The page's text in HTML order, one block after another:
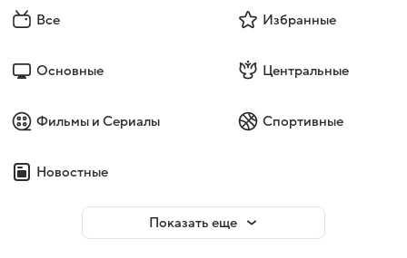
Все Избранные
Основные Центральные
Фильмы и Сериалы Спортивные
Новостные
Показать еще